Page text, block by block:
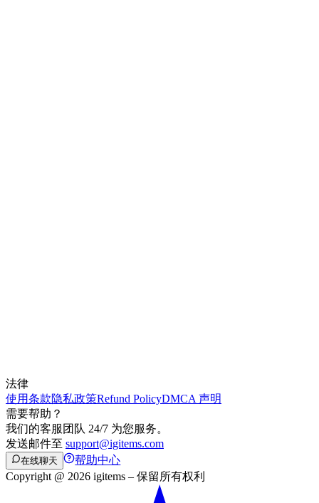
法律
使用条款隐私政策Refund PolicyDMCA 声明
需要帮助？
我们的客服团队 24/7 为您服务。
发送邮件至 support@igitems.com
在线聊天
帮助中心
Copyright @ 2026 igitems – 保留所有权利